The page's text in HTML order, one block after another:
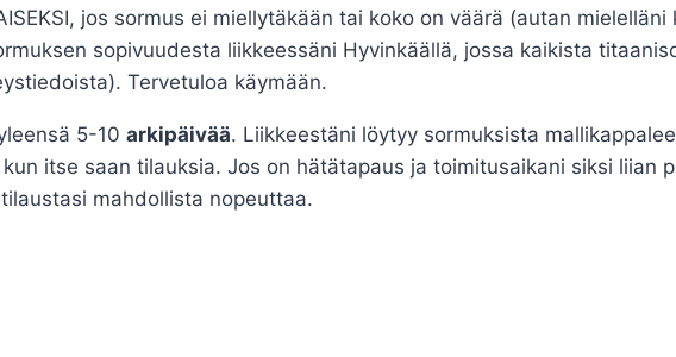
jos sormus ei miellytäkään tai koko on väärä (autan mielelläni
sopivuudesta liikkeessäni Hyvinkäällä, jossa kaikista
Tervetuloa käymään.
5-10 arkipäivää. Liikkeestäni löytyy sormuksista
itse saan tilauksia. Jos on hätätapaus ja toimitusaikani siksi liian
mahdollista nopeuttaa.